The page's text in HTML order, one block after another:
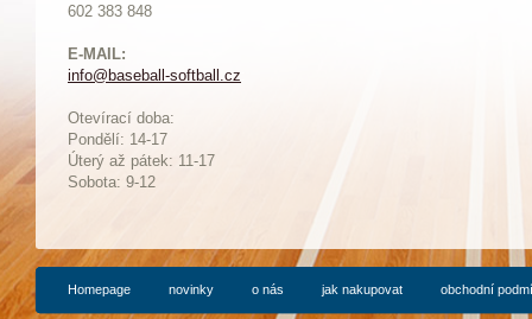
602 383 848
E-MAIL:
info@baseball-softball.cz
Otevírací doba:
Pondělí: 14-17
Úterý až pátek: 11-17
Sobota: 9-12
Homepage novinky o nás jak nakupovat obchodní